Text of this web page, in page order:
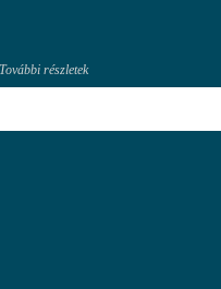
További részletek